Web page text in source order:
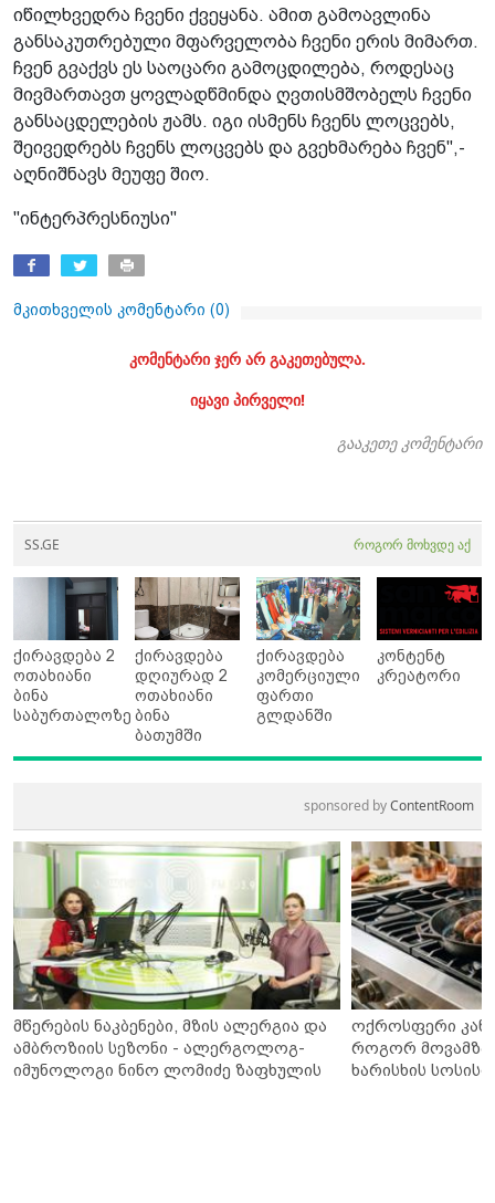
იწილხვედრა ჩვენი ქვეყანა. ამით გამოავლინა
განსაკუთრებული მფარველობა ჩვენი ერის მიმართ.
ჩვენ გვაქვს ეს საოცარი გამოცდილება, როდესაც
მივმართავთ ყოვლადწმინდა ღვთისმშობელს ჩვენი
განსაცდელების ჟამს. იგი ისმენს ჩვენს ლოცვებს,
შეივედრებს ჩვენს ლოცვებს და გვეხმარება ჩვენ",-
აღნიშნავს მეუფე შიო.
"ინტერპრესნიუსი"
მკითხველის კომენტარი (0)
კომენტარი ჯერ არ გაკეთებულა.
იყავი პირველი!
გააკეთე კომენტარი
SS.GE როგორ მოხვდე აქ
ქირავდება 2
ოთახიანი
ბინა
საბურთალოზე
ქირავდება
დღიურად 2
ოთახიანი
ბინა
ბათუმში
ქირავდება
კომერციული
ფართი
გლდანში
კონტენტ
კრეატორი
sponsored byContentRoom
მწერების ნაკბენები, მზის ალერგია და
ამბროზიის სეზონი - ალერგოლოგ-
იმუნოლოგი ნინო ლომიძე ზაფხულის
ოქროსფერი კანი
როგორ
ხარისხის სოსისი